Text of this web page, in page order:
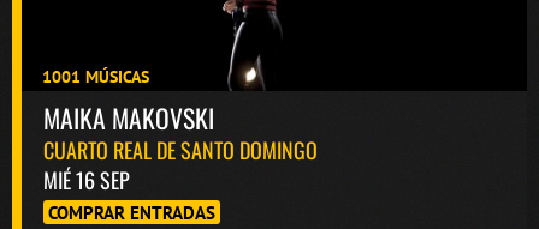
1001 MÚSICAS
MAIKA MAKOVSKI
CUARTO REAL DE SANTO DOMINGO
MIÉ 16 SEP
COMPRAR ENTRADAS